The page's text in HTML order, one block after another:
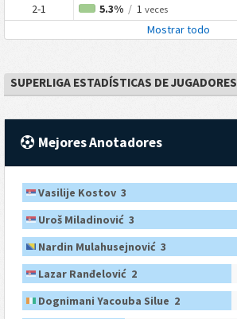
2-1 5.3% / 1veces
Mostrar todo
SUPERLIGA ESTADÍSTICAS DE JUGADORES
Mejores Anotadores
Vasilije Kostov 3
Uroš Miladinović 3
Nardin Mulahusejnović 3
Lazar Ranđelović 2
Dognimani Yacouba Silue 2